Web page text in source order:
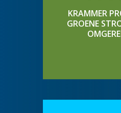
KRAMMER
GROENE